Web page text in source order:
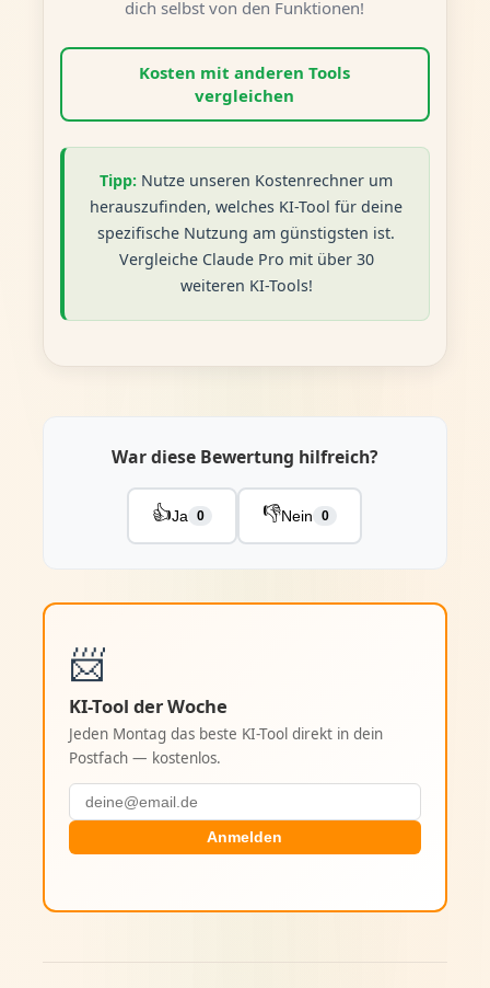
dich selbst von den Funktionen!
Kosten mit anderen Tools
vergleichen
Tipp: Nutze unseren Kostenrechner um
herauszufinden, welches KI-Tool für deine
spezifische Nutzung am günstigsten ist.
Vergleiche Claude Pro mit über 30
weiteren KI-Tools!
War diese Bewertung hilfreich?
👍Ja 0 👎Nein 0
📨
KI-Tool der Woche
Jeden Montag das beste KI-Tool direkt in dein
Postfach — kostenlos.
Anmelden